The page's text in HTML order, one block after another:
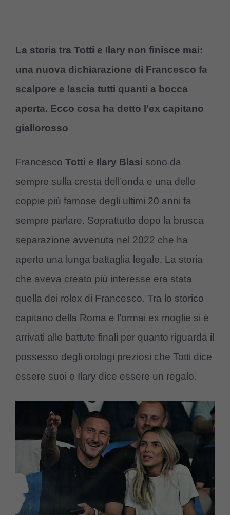
La storia tra Totti e Ilary non finisce mai:
una nuova dichiarazione di Francesco fa
scalpore e lascia tutti quanti a bocca
aperta. Ecco cosa ha detto l’ex capitano
giallorosso
Francesco Totti e Ilary Blasi sono da
sempre sulla cresta dell’onda e una delle
coppie più famose degli ultimi 20 anni fa
sempre parlare. Soprattutto dopo la brusca
separazione avvenuta nel 2022 che ha
aperto una lunga battaglia legale. La storia
che aveva creato più interesse era stata
quella dei rolex di Francesco. Tra lo storico
capitano della Roma e l’ormai ex moglie si è
arrivati alle battute finali per quanto riguarda il
possesso degli orologi preziosi che Totti dice
essere suoi e Ilary dice essere un regalo.